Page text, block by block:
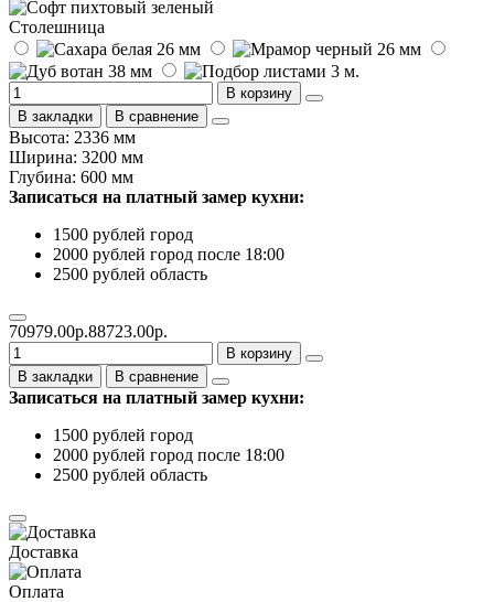
Столешница
В корзину
В закладки
В сравнение
Высота: 2336 мм
Ширина: 3200 мм
Глубина: 600 мм
Записаться на платный замер кухни:
1500 рублей город
2000 рублей город после 18:00
2500 рублей область
70979.00р.88723.00р.
В корзину
В закладки
В сравнение
Записаться на платный замер кухни:
1500 рублей город
2000 рублей город после 18:00
2500 рублей область
Доставка
Оплата